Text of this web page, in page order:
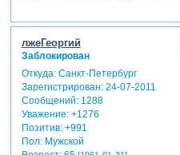
лжеГеоргий
Заблокирован
Откуда:Санкт-Петербург
Зарегистрирован: 24-07-2011
Сообщений:1288
Уважение: +1276
Позитив: +991
Пол:Мужской